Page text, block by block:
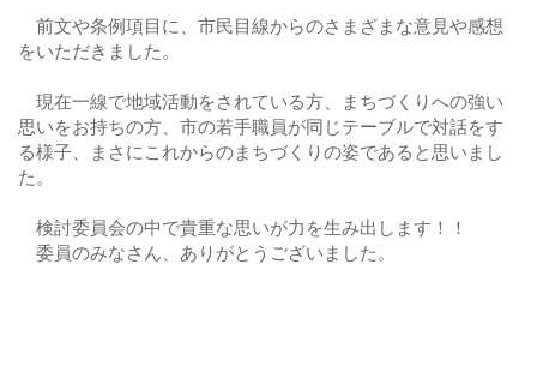
前文や条例項目に、市民目線からのさまざまな意見や感想
をいただきました。
現在一線で地域活動をされている方、まちづくりへの強い
思いをお持ちの方、市の若手職員が同じテーブルで対話をす
る様子、まさにこれからのまちづくりの姿であると思いまし
た。
検討委員会の中で貴重な思いが力を生み出します！！
委員のみなさん、ありがとうございました。